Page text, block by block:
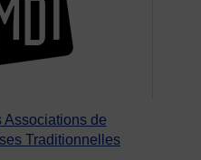
Associations de
Traditionnelles